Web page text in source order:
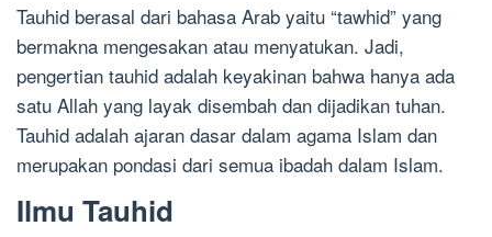
Tauhid berasal dari bahasa Arab yaitu “tawhid” yang
bermakna mengesakan atau menyatukan. Jadi,
pengertian tauhid adalah keyakinan bahwa hanya ada
satu Allah yang layak disembah dan dijadikan tuhan.
Tauhid adalah ajaran dasar dalam agama Islam dan
merupakan pondasi dari semua ibadah dalam Islam.
Ilmu Tauhid